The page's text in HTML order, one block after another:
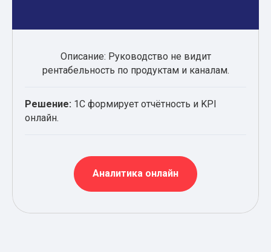
Описание: Руководство не видит
рентабельность по продуктам и каналам.
Решение: 1С формирует отчётность и KPI
онлайн.
Аналитика онлайн